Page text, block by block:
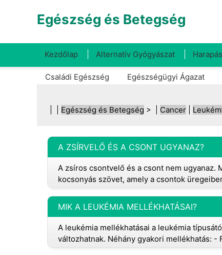
Egészség és Betegség
Kezdőlap Alternatív Gyógyászat
Családi Egészség Egészségügyi Ágazat
Egészség és Betegség > | Cancer
A ZSÍRVELŐ ÉS A CSONT UGYANAZ?
A zsíros csontvelő és a csont nem ugyanaz.
kocsonyás szövet, amely a csontok
MIK A LEUKÉMIA MELLÉKHATÁSAI?
A leukémia mellékhatásai a leukémia
változhatnak. Néhány gyakori mellékhatás: -